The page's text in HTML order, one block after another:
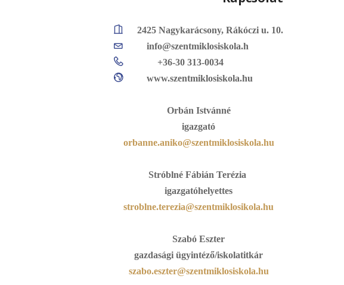
2425 Nagykarácsony, Rákóczi u. 10.
info@szentmiklosiskola.h
+36-30 313-0034
www.szentmiklosiskola.hu
Orbán Istvánné
igazgató
orbanne.aniko@szentmiklosiskola.hu
Stróblné Fábián Terézia
igazgatóhelyettes
stroblne.terezia@szentmiklosikola.hu
Szabó Eszter
gazdasági ügyintéző/iskolatitkár
szabo.eszter@szentmiklosiskola.hu